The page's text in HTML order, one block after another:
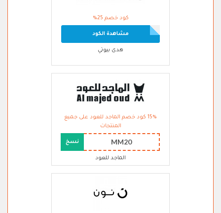
كود خصم 25%
مشاهدة الكود
هدى بيوتي
15% كود خصم الماجد للعود على جميع
المنتجات
MM20 نسخ
الماجد للعود